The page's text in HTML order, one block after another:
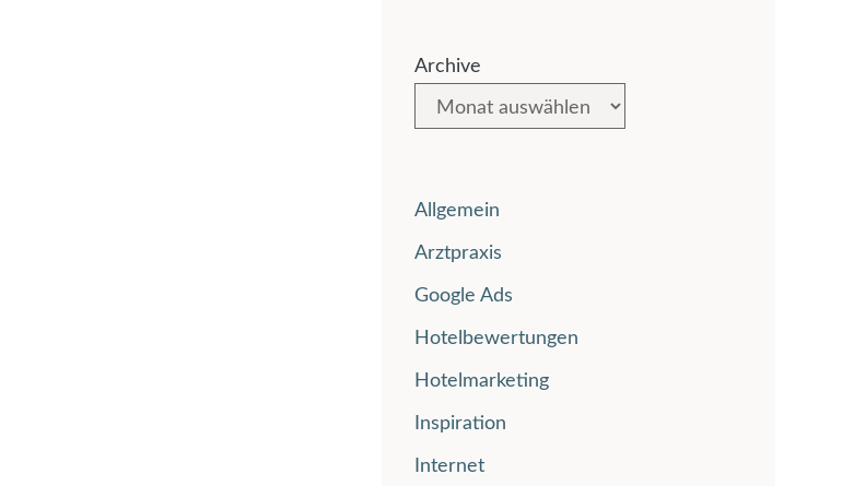
Archive
Allgemein
Arztpraxis
Google Ads
Hotelbewertungen
Hotelmarketing
Inspiration
Internet